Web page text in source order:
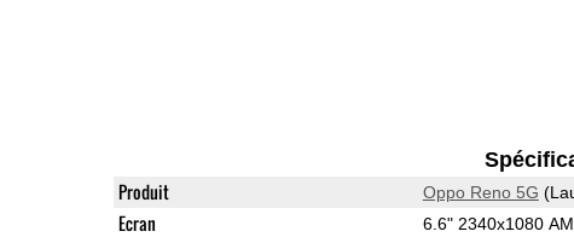
Produit Oppo Reno 5G
Ecran 6.6" 2340x1080